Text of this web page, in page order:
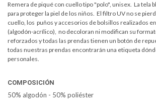
Remera de piqué con cuello tipo "polo", unisex. La tela
para proteger la piel de los niños. El filtro UV no se
cuello, los puños y accesorios de bolsillos realizados
(algodón-acrílico), no decoloran ni modifican su
reforzados y todas las prendas tienen un botón de
todas nuestras prendas encontrarán una etiqueta
personales.
COMPOSICIÓN
50% algodón - 50% poliéster